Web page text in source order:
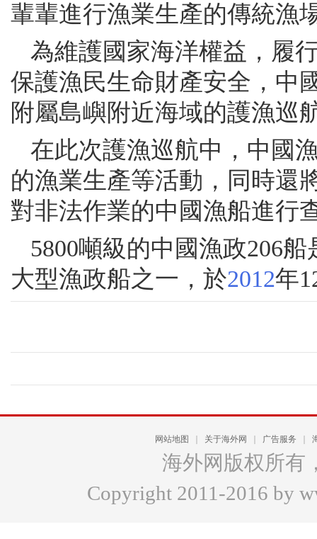
輩輩進行漁業生產的傳統漁
為維護國家海洋權益，履
保護漁民生命財產安全，中
附屬島嶼附近海域的護漁巡
在此次護漁巡航中，中國
的漁業生產等活動，同時還
對非法作業的中國漁船進行
5800噸級的中國漁政206
大型漁政船之一，於2012年
网站地图 关于海外网 广告服务
海外网版权所有
Copyright 2011-2016 by